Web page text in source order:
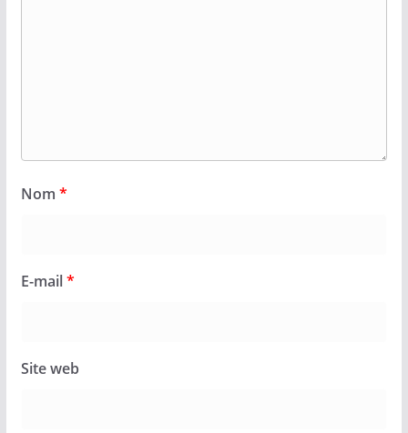
Nom *
E-mail*
Site web